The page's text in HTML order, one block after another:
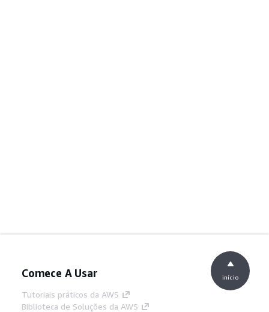
Comece A Usar
Tutoriais práticos da AWS
Biblioteca de Soluções da AWS
início